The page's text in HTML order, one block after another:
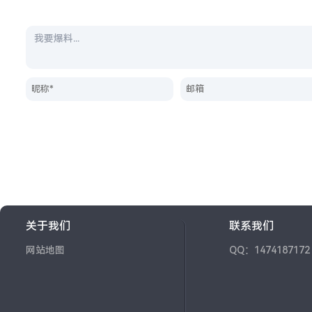
关于我们
网站地图
联系我们
QQ：1474187172